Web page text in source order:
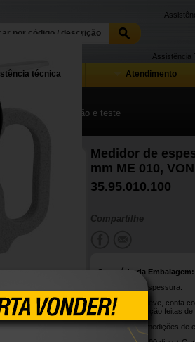
Assistência
técnica Atendimento
de medição e teste
e acessórios
Medidor de
mm ME 010,
35.95.010.100
Compartilhe
Conteúdo da Embalagem:
1 Medidor de espessura.
Possui design leve, conta
pontas de medição feitas de
Indicado para medições de